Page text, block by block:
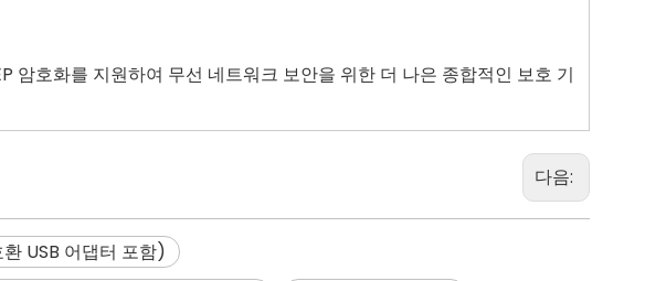
호화를 지원하여 무선 네트워크 보안을 위한 더 나은 종합적인 보호 기
다음:
USB 어댑터 포함)